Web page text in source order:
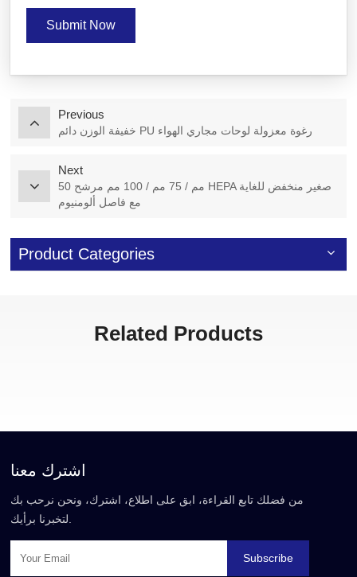
Submit Now
Previous
خفيفة الوزن دائم PU رغوة معزولة لوحات مجاري الهواء
Next
50 مم / 75 مم / 100 مم مرشح HEPA صغير منخفض للغاية
مع فاصل ألومنيوم
Product Categories
Related Products
اشترك معنا
من فضلك تابع القراءة، ابق على اطلاع، اشترك، ونحن نرحب بك
Subscribe